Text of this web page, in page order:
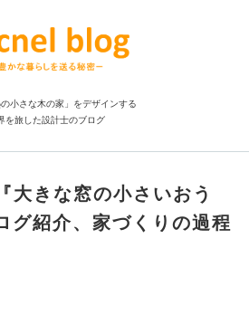
の小さな木の家」をデザインする
を旅した設計士のブログ
大きな窓の小さいおう
グ紹介、家づくりの過程